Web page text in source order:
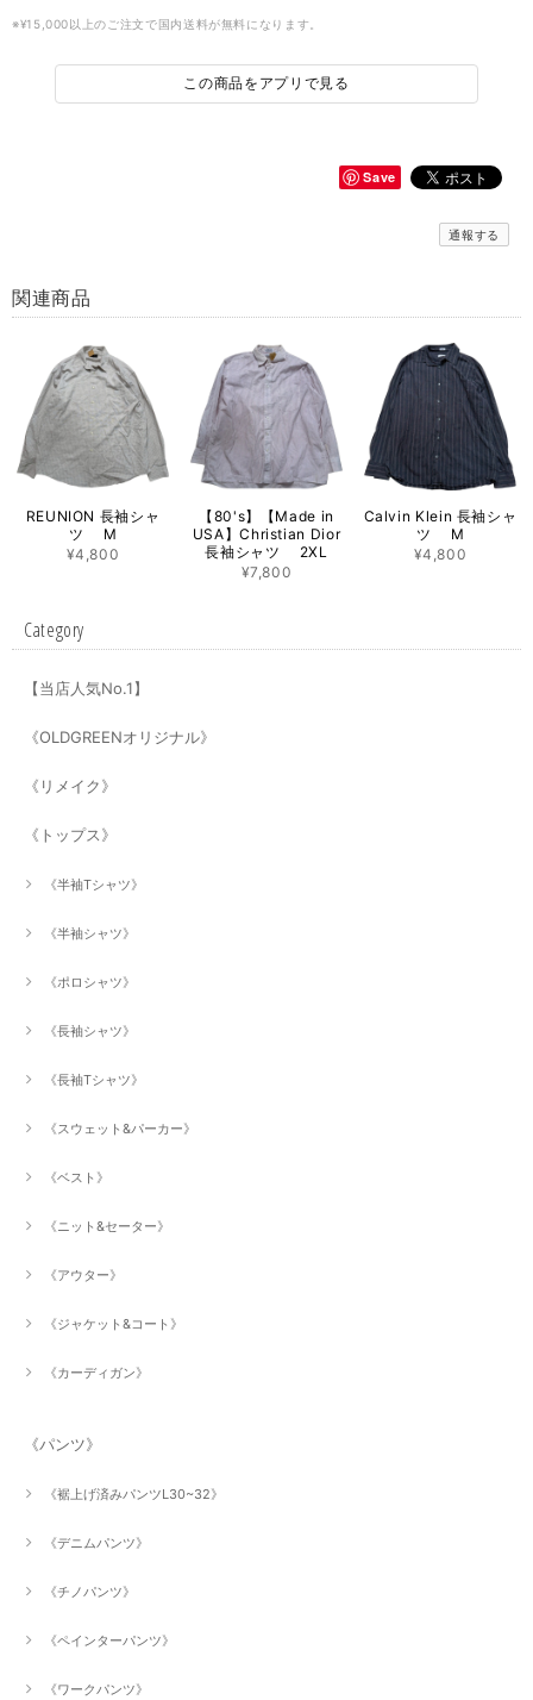
※¥15,000以上のご注文で国内送料が無料になります。
この商品をアプリで見る
Save
通報する
関連商品
REUNION 長袖シャ
ツ M
¥4,800
【80's】【Made in
USA】Christian Dior
長袖シャツ 2XL
¥7,800
Calvin Klein 長袖シャ
ツ M
¥4,800
Category
【当店人気No.1】
《OLDGREENオリジナル》
《リメイク》
《トップス》
《半袖Tシャツ》
《半袖シャツ》
《ポロシャツ》
《長袖シャツ》
《長袖Tシャツ》
《スウェット&パーカー》
《ベスト》
《ニット&セーター》
《アウター》
《ジャケット&コート》
《カーディガン》
《パンツ》
《裾上げ済みパンツL30~32》
《デニムパンツ》
《チノパンツ》
《ペインターパンツ》
《ワークパンツ》